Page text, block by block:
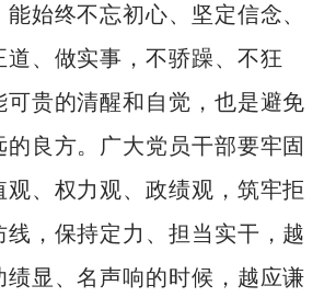
始终不忘初心、坚定信念、
道、做实事，不骄躁、不狂
可贵的清醒和自觉，也是避免
的良方。广大党员干部要牢固
、权力观、政绩观，筑牢拒
线，保持定力、担当实干，越
绩显、名声响的时候，越应谦